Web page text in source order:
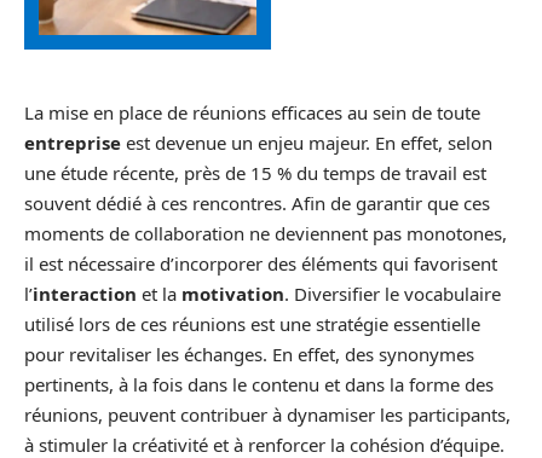
La mise en place de réunions efficaces au sein de toute
entreprise est devenue un enjeu majeur. En effet, selon
une étude récente, près de 15 % du temps de travail est
souvent dédié à ces rencontres. Afin de garantir que ces
moments de collaboration ne deviennent pas monotones,
il est nécessaire d’incorporer des éléments qui favorisent
l’interaction et la motivation. Diversifier le vocabulaire
utilisé lors de ces réunions est une stratégie essentielle
pour revitaliser les échanges. En effet, des synonymes
pertinents, à la fois dans le contenu et dans la forme des
réunions, peuvent contribuer à dynamiser les participants,
à stimuler la créativité et à renforcer la cohésion d’équipe.